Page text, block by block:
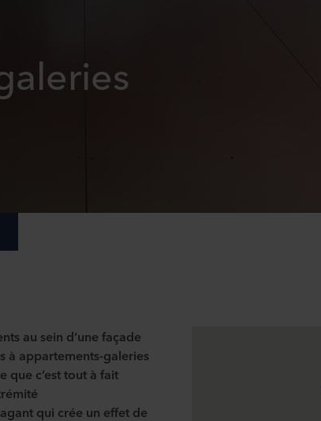
au sein d’une façade
à appartements-galeries
que c’est tout à fait
qui crée un effet de